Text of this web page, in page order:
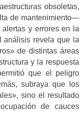
obsoletas,
de mantenimiento—
y errores en la
revela que la
de distintas áreas
y la respuesta
que el peligro
subraya que los
sino el resultado
de cauces